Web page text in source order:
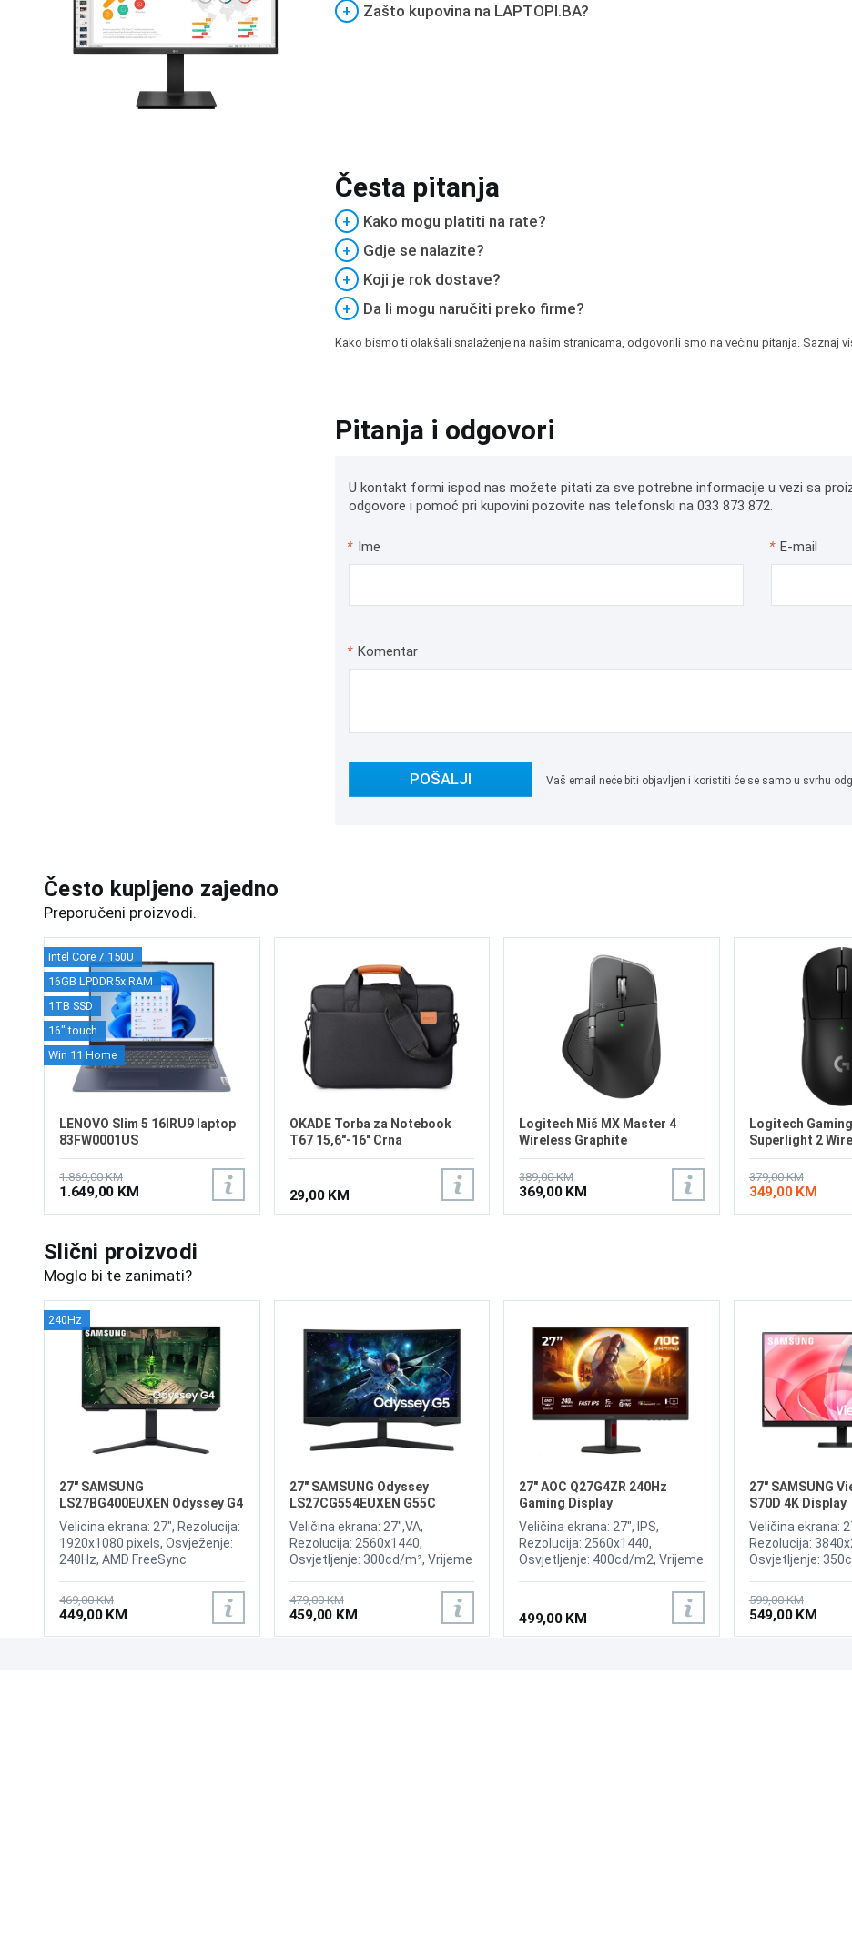
+
Zašto kupovina na LAPTOPI.BA?
Česta pitanja
+
Kako mogu platiti na rate?
+
Gdje se nalazite?
+
Koji je rok dostave?
+
Da li mogu naručiti preko firme?
Kako bismo ti olakšali snalaženje na našim stranicama, odgovorili smo na većinu pitanja. Saznaj
Pitanja i odgovori
U kontakt formi ispod nas možete pitati za sve potrebne informacije u vezi sa
odgovore i pomoć pri kupovini pozovite nas telefonski na 033 873 872.
* Ime * E-mail
* Komentar
POŠALJI Vaš email neće biti objavljen i koristiti će se samo u svrhu
Često kupljeno zajedno
Preporučeni proizvodi.
Intel Core 7 150U
16GB LPDDR5x RAM
1TB SSD
16" touch
Win 11 Home
LENOVO Slim 5 16IRU9 laptop
83FW0001US
1.869,00 KM
1.649,00 KM
OKADE Torba za Notebook
T67 15,6"-16" Crna
29,00 KM
Logitech Miš MX Master 4
Wireless Graphite
389,00 KM
369,00 KM
Logitech
Superlight 2
379,00 KM
349,00 KM
Slični proizvodi
Moglo bi te zanimati?
240Hz
27" SAMSUNG
LS27BG400EUXEN Odyssey G4
240Hz Display
Velicina ekrana: 27", Rezolucija:
1920x1080 pixels, Osvježenje:
240Hz, AMD FreeSync
Vrijeme odziva: 1ms, Priključci:
2xHDMI, Displayport 1.2
469,00 KM
449,00 KM
27" SAMSUNG Odyssey
LS27CG554EUXEN G55C
165Hz Curved Display
Veličina ekrana: 27",VA,
Rezolucija: 2560x1440,
Osvjetljenje: 300cd/m², Vrijeme
165Hz, AMD FreeSync Premium
Pro, Priključci: HDMI,
DisplayPort
479,00 KM
459,00 KM
27" AOC Q27G4ZR 240Hz
Gaming Display
Veličina ekrana: 27", IPS,
Rezolucija: 2560x1440,
Osvjetljenje: 400cd/m2, Vrijeme
Osvježenje: 240Hz, Adaptive
Sync, G-SYNC, Priključci: HDMI
2x 2.0, DisplayPort 1.4,
Zvučnici:2x2W
499,00 KM
27" SAMSUNG
S70D 4K Display
Veličina ekrana:
Rezolucija:
Osvjetljenje:
FreeSync,
Priključci: HDMI,
599,00 KM
549,00 KM